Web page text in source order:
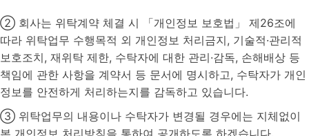
② 회사는 위탁계약 체결 시 「개인정보 보호법」 제26조에
따라 위탁업무 수행목적 외 개인정보 처리금지, 기술적·관리적
보호조치, 재위탁 제한, 수탁자에 대한 관리·감독, 손해배상 등
책임에 관한 사항을 계약서 등 문서에 명시하고, 수탁자가 개인
정보를 안전하게 처리하는지를 감독하고 있습니다.
③ 위탁업무의 내용이나 수탁자가 변경될 경우에는 지체없이